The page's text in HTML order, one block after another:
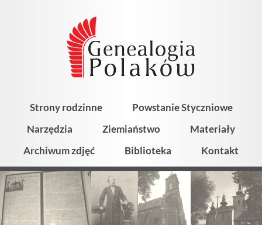
Strony rodzinne
Powstanie Styczniowe
Narzędzia
Ziemiaństwo
Materiały
Archiwum zdjęć
Biblioteka Kontakt